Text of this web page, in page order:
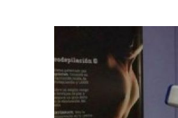
Salón peluquería
Barcelona